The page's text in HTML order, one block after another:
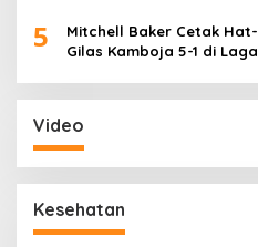
5
Mitchell Baker Cetak
Gilas Kamboja 5-1 di
Video
Kesehatan